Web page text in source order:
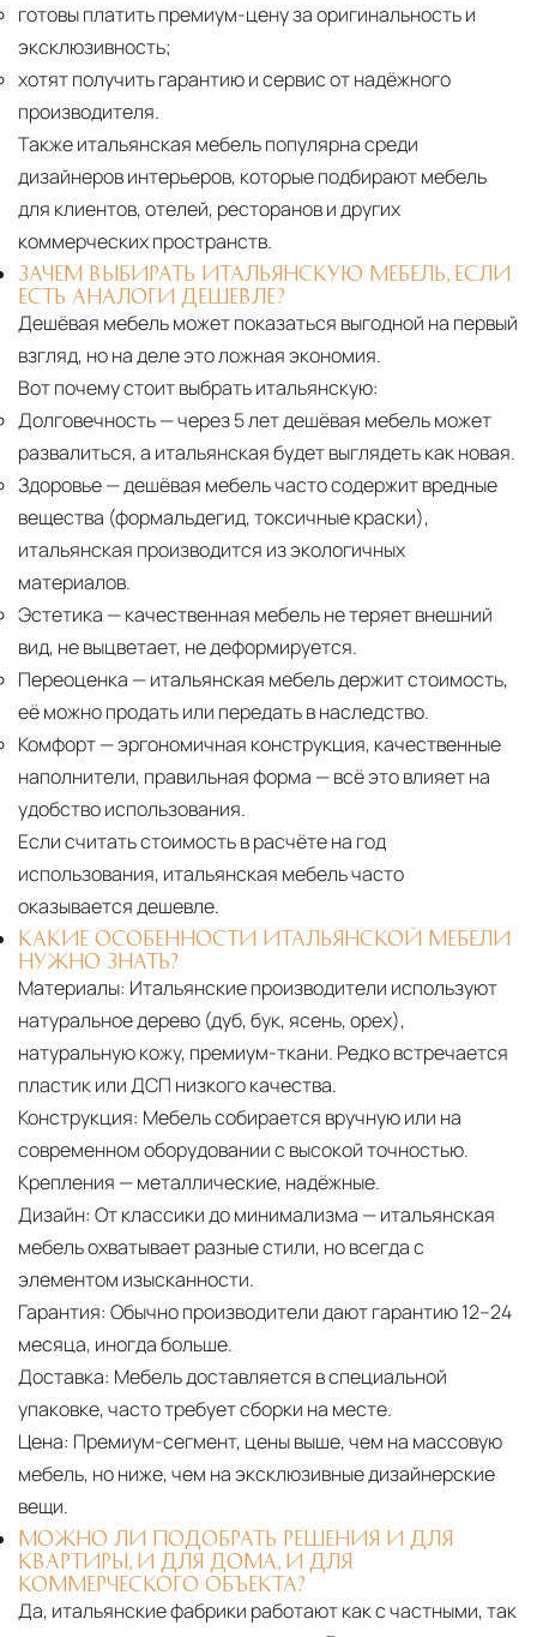
готовы платить премиум-цену за оригинальность и
эксклюзивность;
хотят получить гарантию и сервис от надёжного
производителя.
Также итальянская мебель популярна среди
дизайнеров интерьеров, которые подбирают мебель
для клиентов, отелей, ресторанов и других
коммерческих пространств.
ЗАЧЕМ ВЫБИРАТЬ ИТАЛЬЯНСКУЮ МЕБЕЛЬ, ЕСЛИ
ЕСТЬ АНАЛОГИ ДЕШЕВЛЕ?
Дешёвая мебель может показаться выгодной на первый
взгляд, но на деле это ложная экономия.
Вот почему стоит выбрать итальянскую:
Долговечность— через 5 лет дешёвая мебель может
развалиться, а итальянская будет выглядеть как новая.
Здоровье— дешёвая мебель часто содержит вредные
вещества (формальдегид, токсичные краски),
итальянская производится из экологичных
материалов.
Эстетика — качественная мебель не теряет внешний
вид, не выцветает, не деформируется.
Переоценка — итальянская мебель держит стоимость,
её можно продать или передать в наследство.
Комфорт— эргономичная конструкция, качественные
наполнители, правильная форма — всё это влияет на
удобство использования.
Если считать стоимость в расчёте на год
использования, итальянская мебель часто
оказывается дешевле.
КАКИЕ ОСОБЕННОСТИ ИТАЛЬЯНСКОЙ МЕБЕЛИ
НУЖНО ЗНАТЬ?
Материалы: Итальянские производители используют
натуральное дерево (дуб, бук, ясень, орех),
натуральную кожу, премиум-ткани. Редко встречается
пластик или ДСП низкого качества.
Конструкция: Мебель собирается вручную или на
современном оборудовании с высокой точностью.
Крепления — металлические, надёжные.
Дизайн: От классики до минимализма — итальянская
мебель охватывает разные стили, но всегда с
элементом изысканности.
Гарантия: Обычно производители дают гарантию 12–24
месяца, иногда больше.
Доставка: Мебель доставляется в специальной
упаковке, часто требует сборки на месте.
Цена: Премиум-сегмент, цены выше, чем на массовую
мебель, но ниже, чем на эксклюзивные дизайнерские
вещи.
МОЖНО ЛИ ПОДОБРАТЬ РЕШЕНИЯ И ДЛЯ
КВАРТИРЫ, И ДЛЯ ДОМА, И ДЛЯ
КОММЕРЧЕСКОГО ОБЪЕКТА?
Да, итальянские фабрики работают как с частными, так